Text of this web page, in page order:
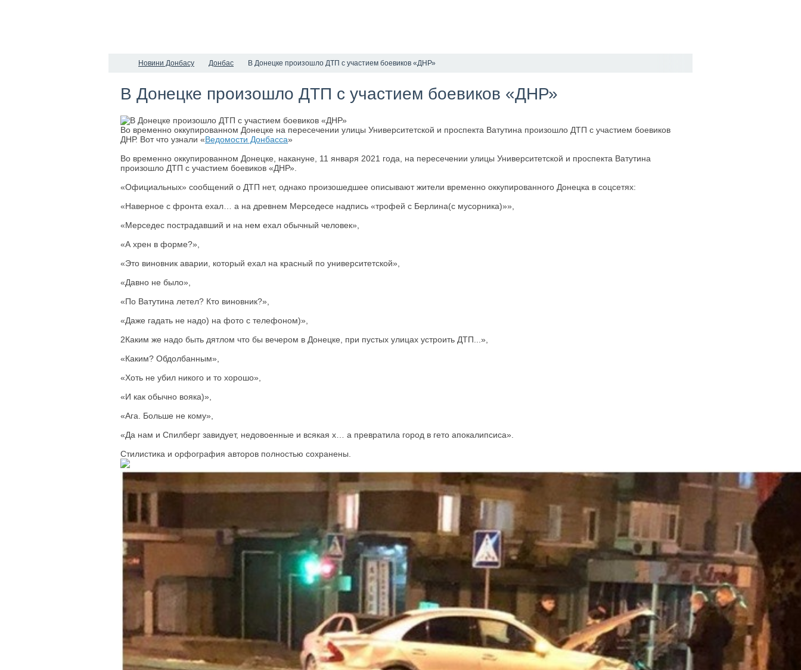
Новини Донбасу Донбас В Донецке произошло ДТП с участием боевиков «ДНР»
В Донецке произошло ДТП с участием боевиков «ДНР»
Во временно оккупированном Донецке на пересечении улицы Университетской и проспекта Ватутина произошло ДТП с участием боевиков
ДНР. Вот что узнали «Ведомости Донбасса»
Во временно оккупированном Донецке, накануне, 11 января 2021 года, на пересечении улицы Университетской и проспекта Ватутина
произошло ДТП с участием боевиков «ДНР».
«Официальных» сообщений о ДТП нет, однако произошедшее описывают жители временно оккупированного Донецка в соцсетях:
«Наверное с фронта ехал… а на древнем Мерседесе надпись «трофей с Берлина(с мусорника)»»,
«Мерседес пострадавший и на нем ехал обычный человек»,
«А хрен в форме?»,
«Это виновник аварии, который ехал на красный по университетской»,
«Давно не было»,
«По Ватутина летел? Кто виновник?»,
«Даже гадать не надо) на фото с телефоном)»,
2Каким же надо быть дятлом что бы вечером в Донецке, при пустых улицах устроить ДТП...»,
«Каким? Обдолбанным»,
«Хоть не убил никого и то хорошо»,
«И как обычно вояка)»,
«Ага. Больше не кому»,
«Да нам и Спилберг завидует, недовоенные и всякая х… а превратила город в гето апокалипсиса».
Стилистика и орфография авторов полностью сохранены.